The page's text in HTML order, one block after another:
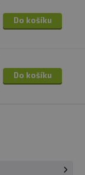
Do košíku
Do košíku